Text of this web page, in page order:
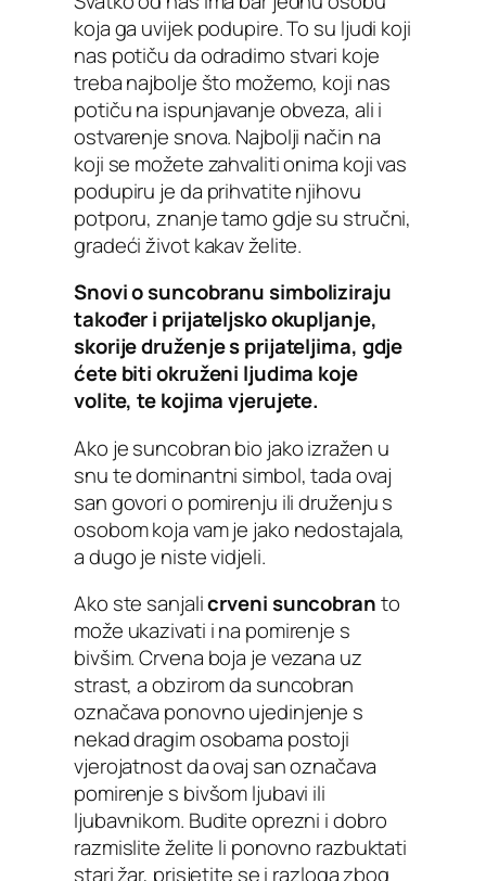
koja ga uvijek podupire. To su ljudi koji
nas potiču da odradimo stvari koje
treba najbolje što možemo, koji nas
potiču na ispunjavanje obveza, ali i
ostvarenje snova. Najbolji način na
koji se možete zahvaliti onima koji vas
podupiru je da prihvatite njihovu
potporu, znanje tamo gdje su stručni,
gradeći život kakav želite.
Snovi o suncobranu simboliziraju
također i prijateljsko okupljanje,
skorije druženje s prijateljima, gdje
ćete biti okruženi ljudima koje
volite, te kojima vjerujete.
Ako je suncobran bio jako izražen u
snu te dominantni simbol, tada ovaj
san govori o pomirenju ili druženju s
osobom koja vam je jako nedostajala,
a dugo je niste vidjeli.
Ako ste sanjalicrveni suncobranto
može ukazivati i na pomirenje s
bivšim. Crvena boja je vezana uz
strast, a obzirom da suncobran
označava ponovno ujedinjenje s
nekad dragim osobama postoji
vjerojatnost da ovaj san označava
pomirenje s bivšom ljubavi ili
ljubavnikom. Budite oprezni i dobro
razmislite želite li ponovno razbuktati
stari žar, prisjetite se i razloga zbog